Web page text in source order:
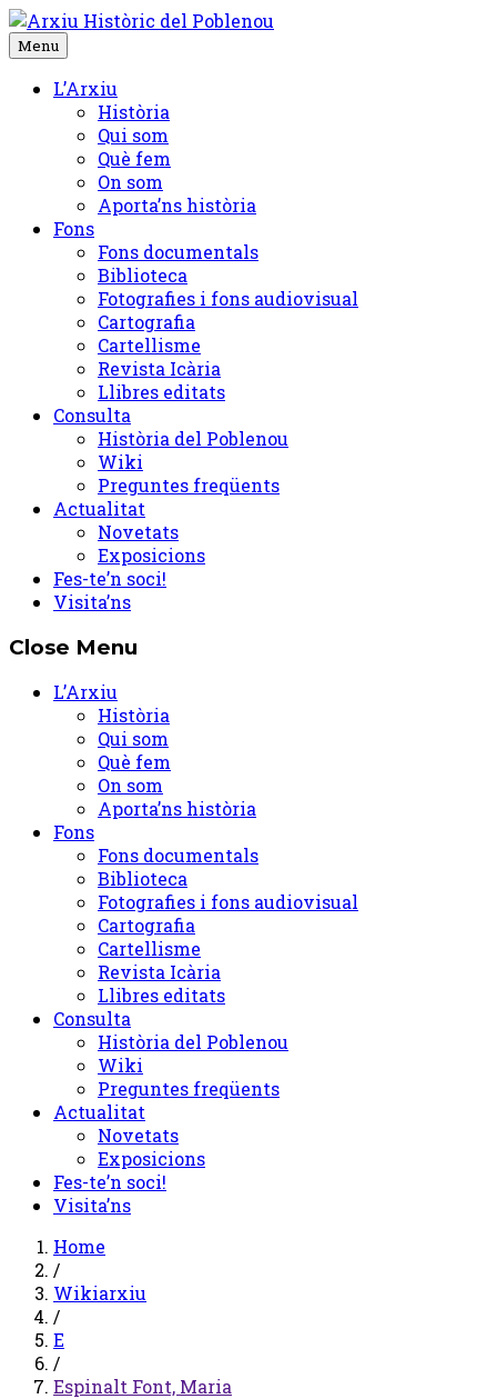
Skip
to
content
Menu
L’Arxiu
Història
Qui som
Què fem
On som
Aporta’ns història
Fons
Fons documentals
Biblioteca
Fotografies i fons audiovisual
Cartografia
Cartellisme
Revista Icària
Llibres editats
Consulta
Història del Poblenou
Wiki
Preguntes freqüents
Actualitat
Novetats
Exposicions
Fes-te’n soci!
Visita’ns
Close Menu
L’Arxiu
Història
Qui som
Què fem
On som
Aporta’ns història
Fons
Fons documentals
Biblioteca
Fotografies i fons audiovisual
Cartografia
Cartellisme
Revista Icària
Llibres editats
Consulta
Història del Poblenou
Wiki
Preguntes freqüents
Actualitat
Novetats
Exposicions
Fes-te’n soci!
Visita’ns
Home
/
Wikiarxiu
/
E
/
Espinalt Font, Maria